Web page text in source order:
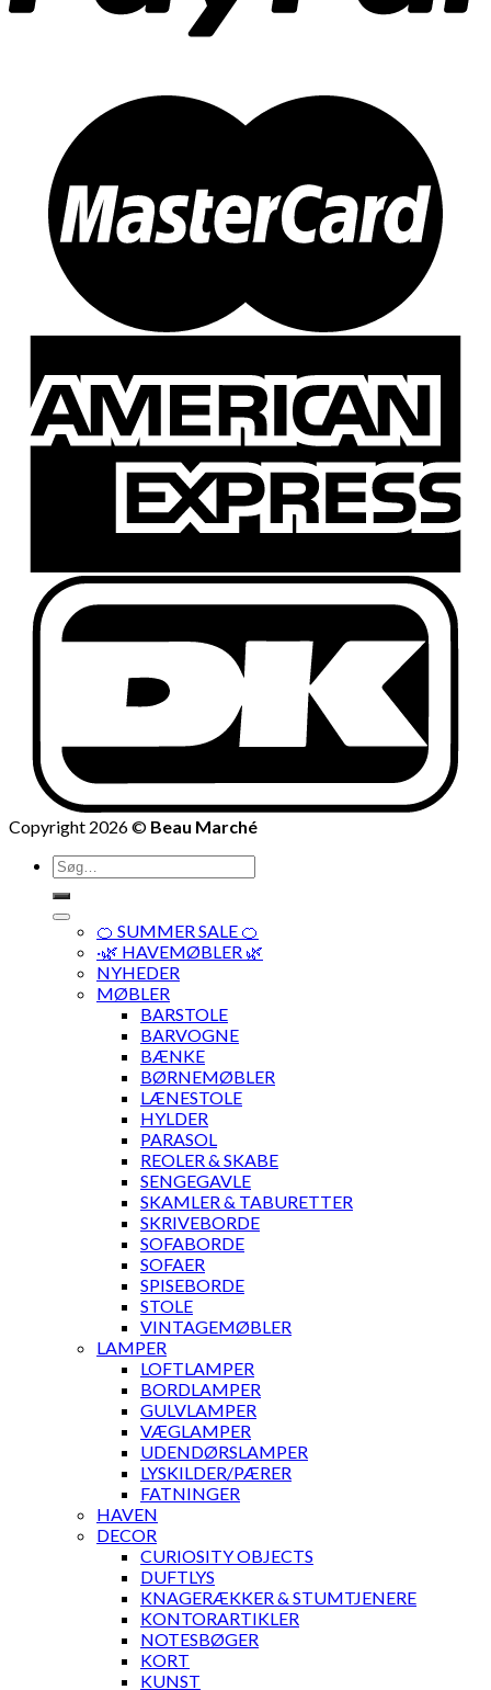
Copyright 2026 © Beau Marché
Søg
efter:
🍊 SUMMER SALE 🍊
·🌿 HAVEMØBLER 🌿
NYHEDER
MØBLER
BARSTOLE
BARVOGNE
BÆNKE
BØRNEMØBLER
LÆNESTOLE
HYLDER
PARASOL
REOLER & SKABE
SENGEGAVLE
SKAMLER & TABURETTER
SKRIVEBORDE
SOFABORDE
SOFAER
SPISEBORDE
STOLE
VINTAGEMØBLER
LAMPER
LOFTLAMPER
BORDLAMPER
GULVLAMPER
VÆGLAMPER
UDENDØRSLAMPER
LYSKILDER/PÆRER
FATNINGER
HAVEN
DECOR
CURIOSITY OBJECTS
DUFTLYS
KNAGERÆKKER & STUMTJENERE
KONTORARTIKLER
NOTESBØGER
KORT
KUNST